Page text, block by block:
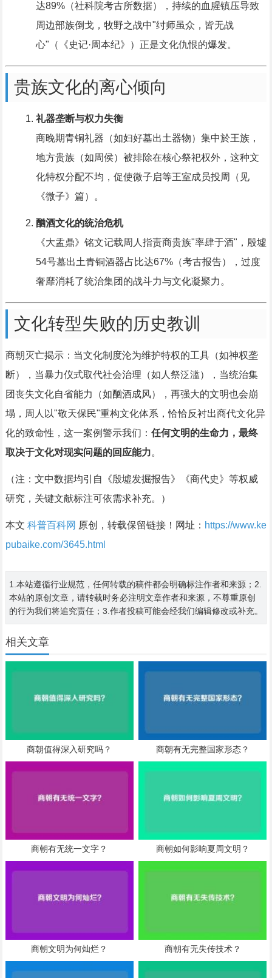
达89%（社科院考古所数据），持续的血腥镇压导致
周边部族倒戈，牧野之战中"纣师虽众，皆无战
心"（《史记·周本纪》）正是文化仇恨的爆发。
贵族文化的离心倾向
礼器垄断与权力失衡
商晚期青铜礼器（如妇好墓出土器物）集中於王族，
地方贵族（如周侯）被排除在核心祭祀权外，这种文
化特权分配不均，促使微子启等王室成员投周（见
《微子》篇）。
酗酒文化的统治危机
《大盂鼎》铭文记载周人指责商贵族"率肆于酒"，殷墟
54号墓出土青铜酒器占比达67%（考古报告），过度
奢靡消耗了统治集团的战斗力与文化凝聚力。
文化转型失败的历史教训
商朝灭亡揭示：当文化制度沦为维护特权的工具（如神权垄
断），当暴力仪式取代社会治理（如人祭泛滥），当统治集
团丧失文化自省能力（如酗酒成风），再强大的文明也会崩
塌，周人以"敬天保民"重构文化体系，恰恰反衬出商代文化异
化的致命性，这一案例警示我们： 任何文明的生命力，最终
取决于文化对现实问题的回应能力。
（注：文中数据均引自《殷墟发掘报告》《商代史》等权威
研究，关键文献标注可依需求补充。）
本文 科普百科网 原创，转载保留链接！网址： https://www.ke
pubaike.com/3645.html
1.本站遵循行业规范，任何转载的稿件都会明确标注作者和来源；2.
本站的原创文章，请转载时务必注明文章作者和来源，不尊重原创
的行为我们将追究责任；3.作者投稿可能会经我们编辑修改或补充。
相关文章
商朝值得深入研究吗？ 商朝有无完整国家形态？
商朝有无统一文字？ 商朝如何影响夏周文明？
商朝文明为何灿烂？ 商朝有无失传技术？